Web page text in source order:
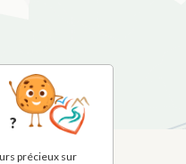
précieux sur